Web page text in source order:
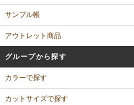
サンプル帳
アウトレット商品
グループから探す
カラーで探す
カットサイズで探す